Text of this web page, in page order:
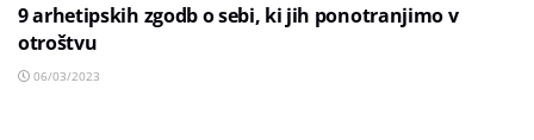
9 arhetipskih zgodb o sebi, ki jih ponotranjimo v
otroštvu
06/03/2023